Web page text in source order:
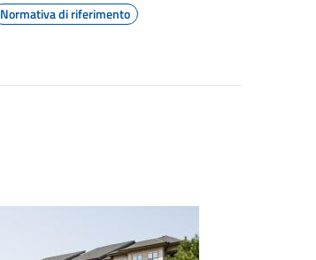
Normativa di riferimento